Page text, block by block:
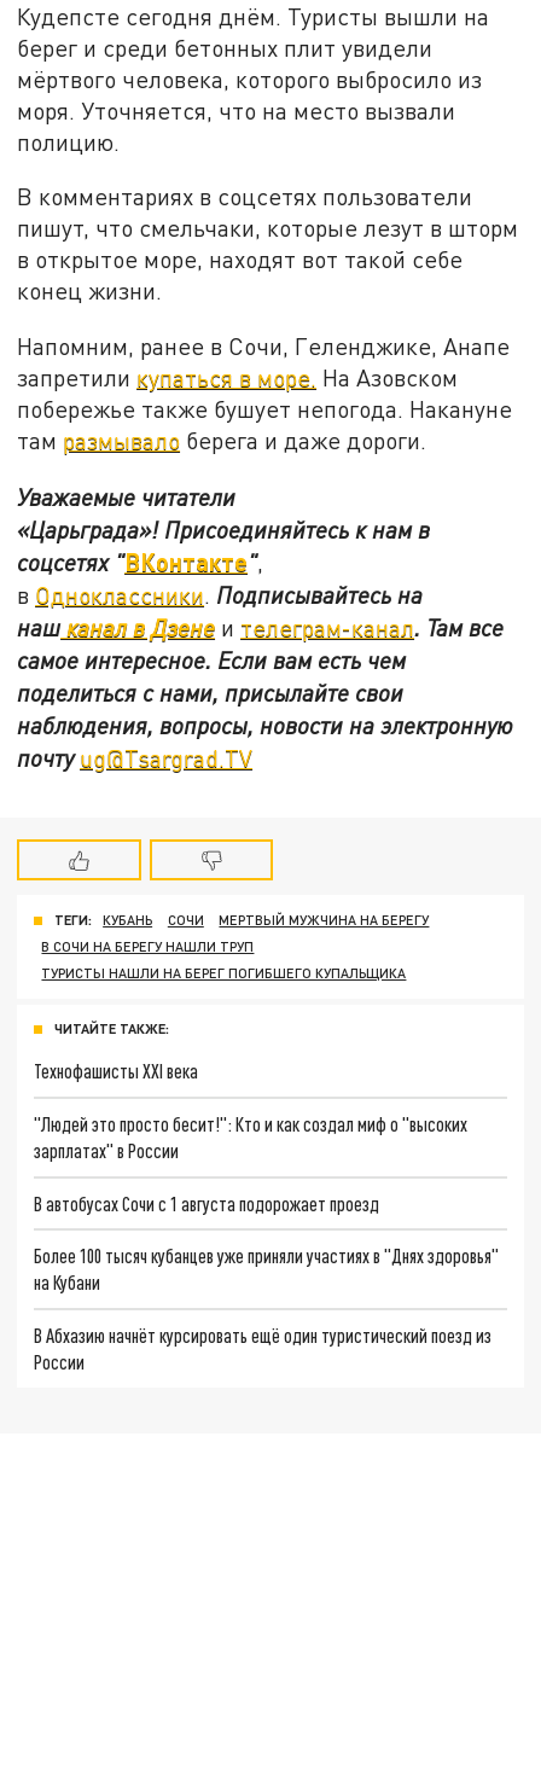
Кудепсте сегодня днём. Туристы вышли на
берег и среди бетонных плит увидели
мёртвого человека, которого выбросило из
моря. Уточняется, что на место вызвали
полицию.
В комментариях в соцсетях пользователи
пишут, что смельчаки, которые лезут в шторм
в открытое море, находят вот такой себе
конец жизни.
Напомним, ранее в Сочи, Геленджике, Анапе
запретили купаться в море. На Азовском
побережье также бушует непогода. Накануне
там размывало берега и даже дороги.
Уважаемые читатели
«Царьграда»! Присоединяйтесь к нам в
соцсетях "ВКонтакте",
в Одноклассники. Подписывайтесь на
нашканал в Дзене и телеграм-канал. Там все
самое интересное. Если вам есть чем
поделиться с нами, присылайте свои
наблюдения, вопросы, новости на электронную
почтуug@Tsargrad.TV
ТЕГИ: КУБАНЬ СОЧИ
МЕРТВЫЙ МУЖЧИНА НА БЕРЕГУ
В СОЧИ НА БЕРЕГУ НАШЛИ ТРУП
ТУРИСТЫ НАШЛИ НА БЕРЕГ ПОГИБШЕГО КУПАЛЬЩИКА
ЧИТАЙТЕ ТАКЖЕ:
Технофашисты XXI века
"Людей это просто бесит!": Кто и как создал миф о "высоких
зарплатах" в России
В автобусах Сочи с 1 августа подорожает проезд
Более 100 тысяч кубанцев уже приняли участиях в "Днях здоровья"
на Кубани
В Абхазию начнёт курсировать ещё один туристический поезд из
России